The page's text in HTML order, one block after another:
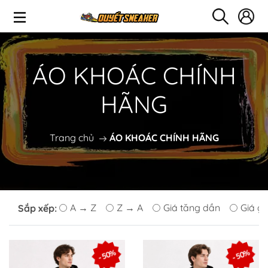
ÁO KHOÁC CHÍNH
HÃNG
Trang chủ ÁO KHOÁC CHÍNH HÃNG
Sắp xếp: A → Z Z → A Giá tăng dần Giá
- 50% - 50%